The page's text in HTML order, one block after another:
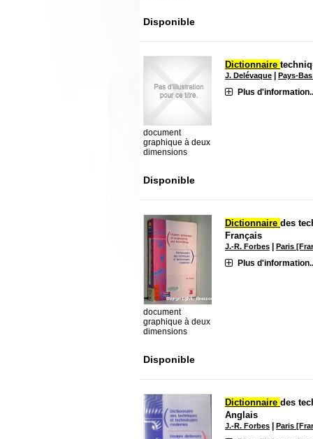
Disponible
document
graphique à deux
dimensions
Dictionnaire
J. Delévaque |Pays-
Plus
Disponible
document
graphique à deux
dimensions
Dictionnairedes
Français
J.-R. Forbes |Paris
Plus
Disponible
Dictionnairedes
Anglais
J.-R. Forbes |Paris